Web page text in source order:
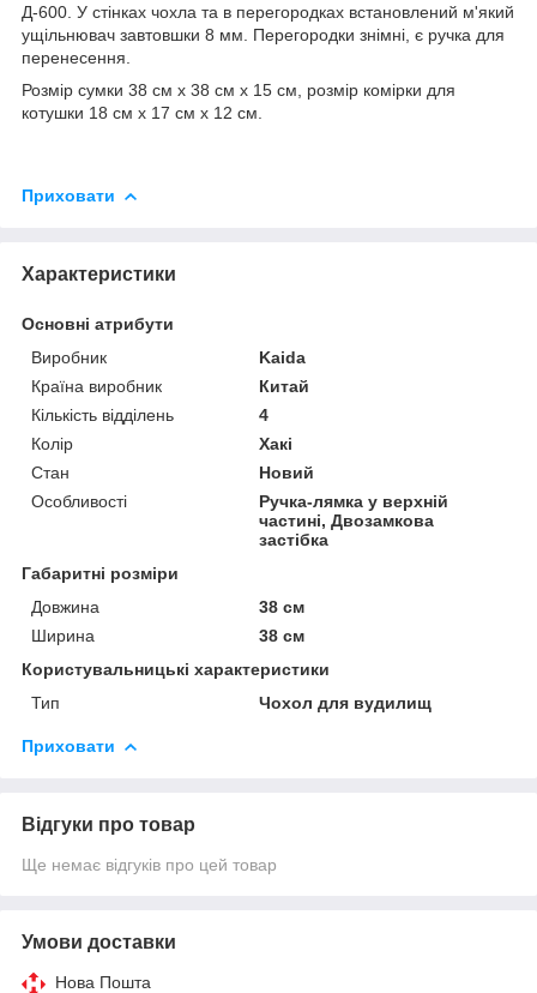
Д-600. У стінках чохла та в перегородках встановлений м'який
ущільнювач завтовшки 8 мм. Перегородки знімні, є ручка для
перенесення.
Розмір сумки 38 см х 38 см х 15 см, розмір комірки для
котушки 18 см х 17 см х 12 см.
Приховати
Характеристики
Основні атрибути
Виробник
Kaida
Країна виробник
Китай
Кількість відділень
4
Колір
Хакі
Стан
Новий
Особливості
Ручка-лямка у верхній
частині, Двозамкова
застібка
Габаритні розміри
Довжина
38 см
Ширина
38 см
Користувальницькі характеристики
Тип
Чохол для вудилищ
Приховати
Відгуки про товар
Ще немає відгуків про цей товар
Умови доставки
Нова Пошта